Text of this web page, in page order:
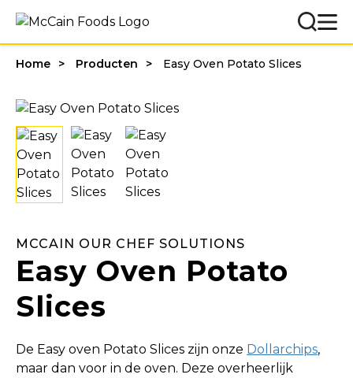
Home Producten Easy Oven Potato Slices
MCCAIN OUR CHEF SOLUTIONS
Easy Oven Potato
Slices
De Easy oven Potato Slices zijn onze Dollarchips,
maar dan voor in de oven. Deze overheerlijk